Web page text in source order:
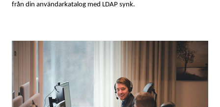
från din användarkatalog med LDAP synk.